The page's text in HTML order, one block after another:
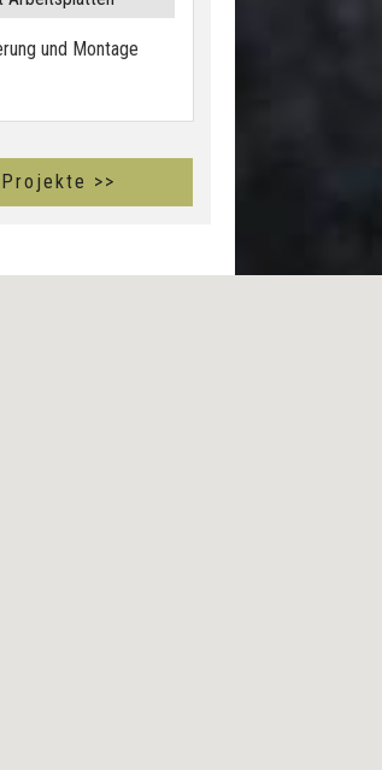
und Montage
>>